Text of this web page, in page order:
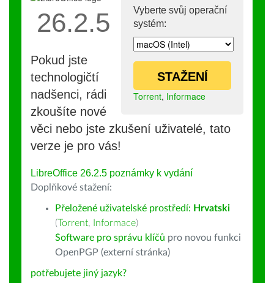
Vyberte svůj operační
systém:
STAŽENÍ
Torrent, Informace
26.2.5
Pokud jste
technologičtí
nadšenci, rádi
zkoušíte nové
věci nebo jste zkušení uživatelé, tato
verze je pro vás!
LibreOffice 26.2.5 poznámky k vydání
Doplňkové stažení:
Přeložené uživatelské prostředí: Hrvatski
(Torrent, Informace)
Software pro správu klíčů pro novou funkci
OpenPGP (externí stránka)
potřebujete jiný jazyk?